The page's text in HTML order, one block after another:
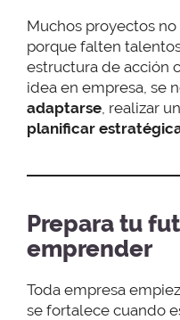
Muchos proyectos
porque falten
estructura de acción
idea en empresa, se
adaptarse , realizar un
planificar
Prepara tu
emprender
Toda empresa
se fortalece cuando